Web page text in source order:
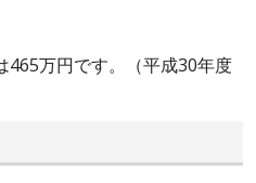
465万円です。（平成30年度